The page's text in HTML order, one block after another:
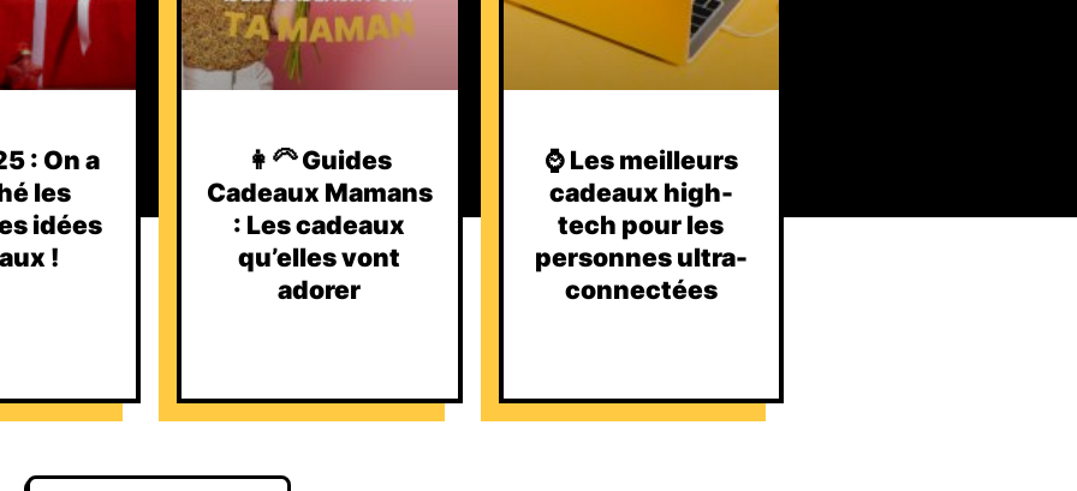
: On a
les
idées
!
👩‍🦳 Guides
Cadeaux Mamans
: Les cadeaux
qu’elles vont
adorer
⌚️ Les meilleurs
cadeaux high-
tech pour les
personnes ultra-
connectées